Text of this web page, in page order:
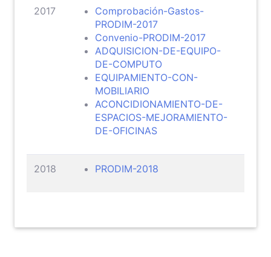
2017
Comprobación-Gastos-
PRODIM-2017
Convenio-PRODIM-2017
ADQUISICION-DE-EQUIPO-
DE-COMPUTO
EQUIPAMIENTO-CON-
MOBILIARIO
ACONCIDIONAMIENTO-DE-
ESPACIOS-MEJORAMIENTO-
DE-OFICINAS
2018 PRODIM-2018